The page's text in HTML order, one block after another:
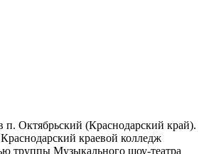
п. Октябрьский (Краснодарский край).
краевой колледж
труппы Музыкального шоу-театра